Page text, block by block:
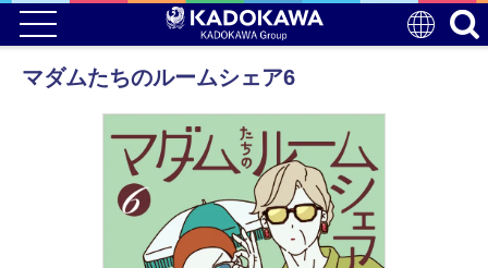
マダムたちのルームシェア6